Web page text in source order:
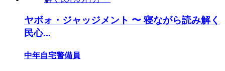
ヤボォ・ジャッジメント 〜 寝ながら読み解く
民心...
中年自宅警備員